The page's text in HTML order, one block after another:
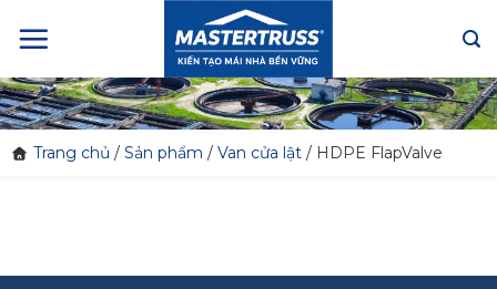
Trang chủ / Sản phẩm / Van cửa lật/ HDPE FlapValve